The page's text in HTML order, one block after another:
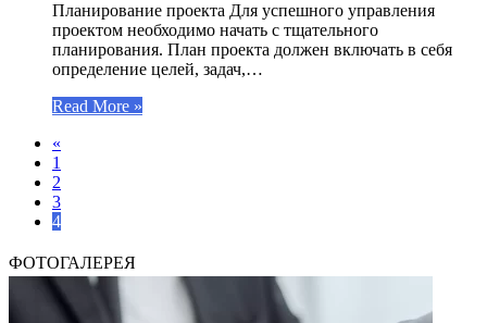
Планирование проекта Для успешного управления
проектом необходимо начать с тщательного
планирования. План проекта должен включать в себя
определение целей, задач,…
Read More »
«
1
2
3
4
ФОТОГАЛЕРЕЯ